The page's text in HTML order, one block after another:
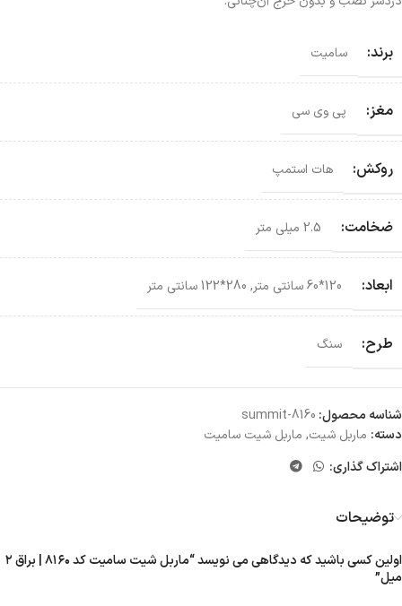
برند: سامیت
مغز: پی وی سی
روکش: هات استمپ
ضخامت: 2.5 میلی متر
ابعاد: 120*60 سانتی‌ متر , 280*122 سانتی‌ متر
طرح: سنگ
شناسه محصول: summit-8160
دسته: ماربل شیت, ماربل شیت سامیت
اشتراک گذاری:
توضیحات
اولین کسی باشید که دیدگاهی می نویسد “ماربل شیت سامیت کد ۸۱۶۰ | براق ۲
میل”